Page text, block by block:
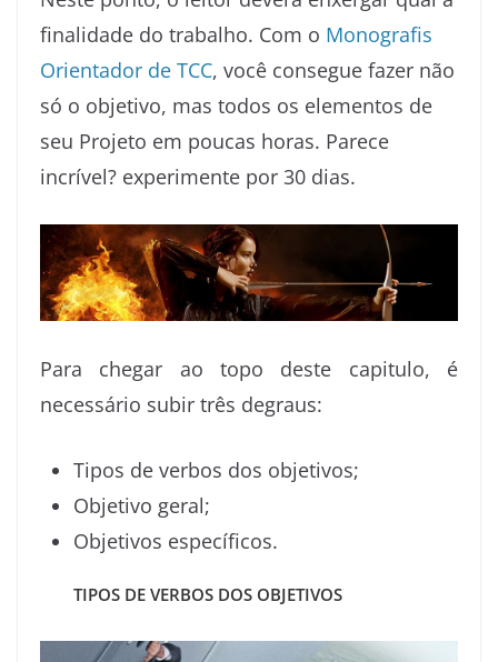
finalidade do trabalho. Com o Monografis
Orientador de TCC, você consegue fazer não
só o objetivo, mas todos os elementos de
seu Projeto em poucas horas. Parece
incrível? experimente por 30 dias.
Para chegar ao topo deste capitulo, é
necessário subir três degraus:
Tipos de verbos dos objetivos;
Objetivo geral;
Objetivos específicos.
TIPOS DE VERBOS DOS OBJETIVOS